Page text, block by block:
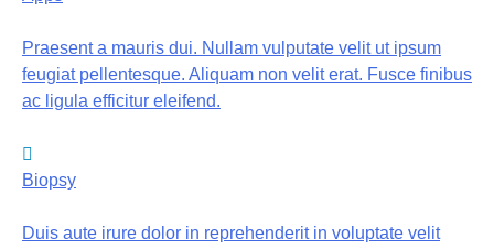
Praesent a mauris dui. Nullam vulputate velit ut ipsum
feugiat pellentesque. Aliquam non velit erat. Fusce finibus
ac ligula efficitur eleifend.
Biopsy
Duis aute irure dolor in reprehenderit in voluptate velit